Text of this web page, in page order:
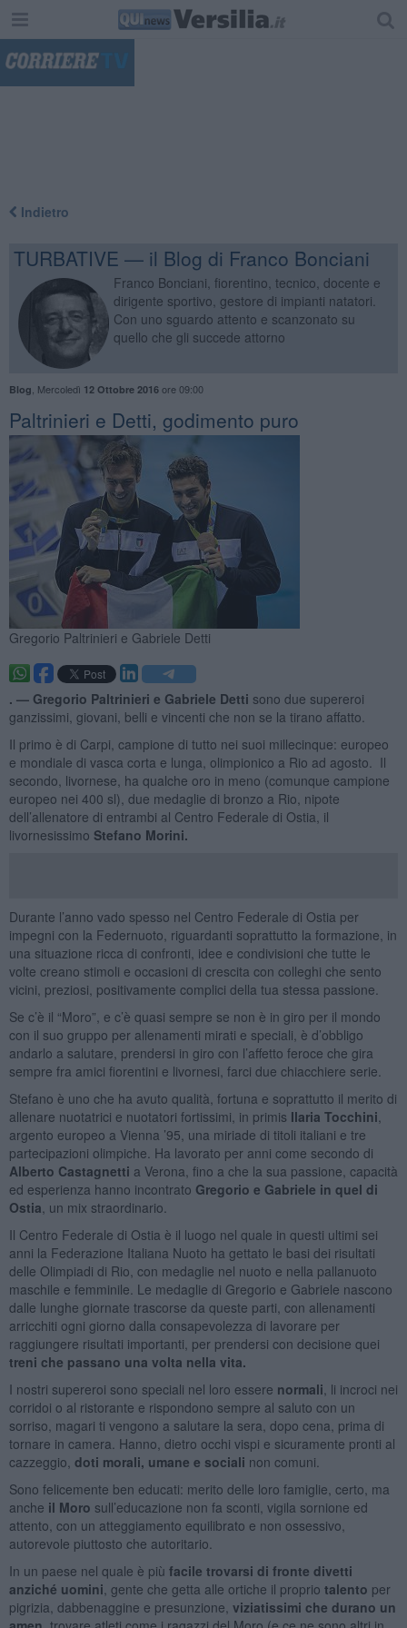
Indietro
TURBATIVE — il Blog di Franco Bonciani
Franco Bonciani, fiorentino, tecnico, docente e
dirigente sportivo, gestore di impianti natatori.
Con uno sguardo attento e scanzonato su
quello che gli succede attorno
Blog Mercoledì 12 Ottobre 2016ore 09:00
Paltrinieri e Detti, godimento puro
Gregorio Paltrinieri e Gabriele Detti
. — Gregorio Paltrinieri e Gabriele Detti sono due supereroi
ganzissimi, giovani, belli e vincenti che non se la tirano affatto.
Il primo è di Carpi, campione di tutto nei suoi millecinque: europeo
e mondiale di vasca corta e lunga, olimpionico a Rio ad agosto. Il
secondo, livornese, ha qualche oro in meno (comunque campione
europeo nei 400 sl), due medaglie di bronzo a Rio, nipote
dell’allenatore di entrambi al Centro Federale di Ostia, il
livornesissimo Stefano Morini.
Durante l’anno vado spesso nel Centro Federale di Ostia per
impegni con la Federnuoto, riguardanti soprattutto la formazione, in
una situazione ricca di confronti, idee e condivisioni che tutte le
volte creano stimoli e occasioni di crescita con colleghi che sento
vicini, preziosi, positivamente complici della tua stessa passione.
Se c’è il “Moro”, e c’è quasi sempre se non è in giro per il mondo
con il suo gruppo per allenamenti mirati e speciali, è d’obbligo
andarlo a salutare, prendersi in giro con l’affetto feroce che gira
sempre fra amici fiorentini e livornesi, farci due chiacchiere serie.
Stefano è uno che ha avuto qualità, fortuna e soprattutto il merito di
allenare nuotatrici e nuotatori fortissimi, in primis Ilaria Tocchini
argento europeo a Vienna ’95, una miriade di titoli italiani e tre
partecipazioni olimpiche. Ha lavorato per anni come secondo di
Alberto Castagnetti a Verona, fino a che la sua passione, capacità
ed esperienza hanno incontrato Gregorio e Gabriele in quel di
Ostia , un mix straordinario.
Il Centro Federale di Ostia è il luogo nel quale in questi ultimi sei
anni la Federazione Italiana Nuoto ha gettato le basi dei risultati
delle Olimpiadi di Rio, con medaglie nel nuoto e nella pallanuoto
maschile e femminile. Le medaglie di Gregorio e Gabriele nascono
dalle lunghe giornate trascorse da queste parti, con allenamenti
arricchiti ogni giorno dalla consapevolezza di lavorare per
raggiungere risultati importanti, per prendersi con decisione quei
treni che passano una volta nella vita.
I nostri supereroi sono speciali nel loro essere normali , li incroci nei
corridoi o al ristorante e rispondono sempre al saluto con un
sorriso, magari ti vengono a salutare la sera, dopo cena, prima di
tornare in camera. Hanno, dietro occhi vispi e sicuramente pronti al
cazzeggio, doti morali, umane e sociali non comuni.
Sono felicemente ben educati: merito delle loro famiglie, certo, ma
anche il Moro sull’educazione non fa sconti, vigila sornione ed
attento, con un atteggiamento equilibrato e non ossessivo,
autorevole piuttosto che autoritario.
In un paese nel quale è più facile trovarsi di fronte divetti
anziché uomini , gente che getta alle ortiche il proprio talento per
pigrizia, dabbenaggine e presunzione, viziatissimi che durano un